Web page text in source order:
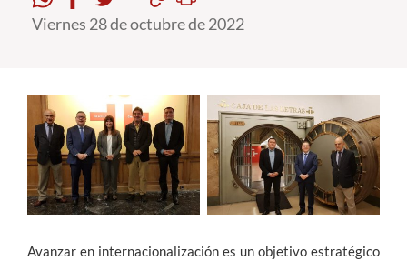
Estudiantes
Alumni
English
Viernes 28 de octubre de 2022
Avanzar en internacionalización es un objetivo estratégico